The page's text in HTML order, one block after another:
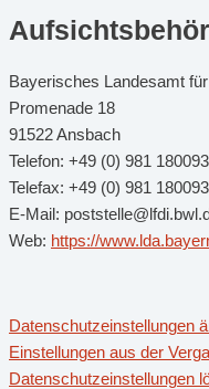
Bayerisches Landesamt
Promenade 18
91522 Ansbach
Telefon: +49 (0) 981
Telefax: +49 (0) 981
E-Mail:
Web: https://
Datenschutzeinstellungen
Einstellungen aus der
Datenschutzeinstellungen